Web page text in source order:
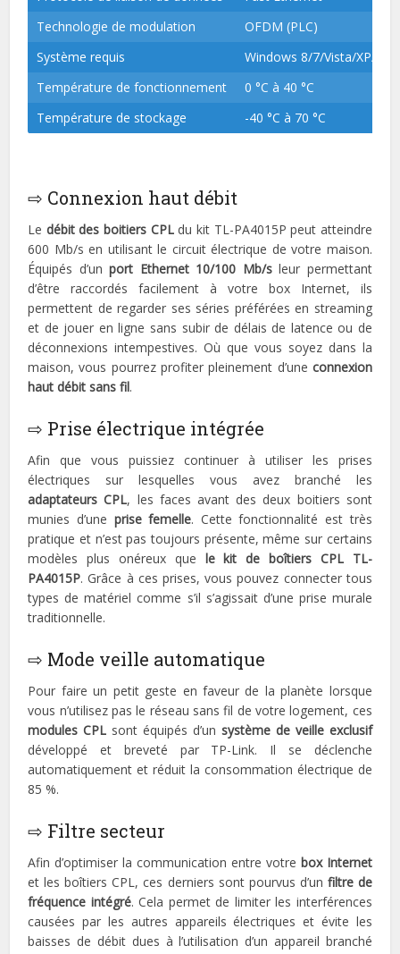
Technologie de modulation
OFDM (PLC)
Système requis
Windows 8/7/Vista/XP/
Température de fonctionnement
0 °C à 40 °C
Température de stockage
-40 °C à 70 °C
⇨ Connexion haut débit
Le débit des boitiers CPLdu kit TL-PA4015P peut atteindre
600 Mb/s en utilisant le circuit électrique de votre maison.
Équipés d’unport Ethernet 10/100 Mb/sleur permettant
d’être raccordés facilement à votre box Internet, ils
permettent de regarder ses séries préférées en streaming
et de jouer en ligne sans subir de délais de latence ou de
déconnexions intempestives. Où que vous soyez dans la
maison, vous pourrez profiter pleinement d’une connexion
haut débit sans fil.
⇨ Prise électrique intégrée
Afin que vous puissiez continuer à utiliser les prises
électriques sur lesquelles vous avez branché les
adaptateurs CPL, les faces avant des deux boitiers sont
munies d’une prise femelle. Cette fonctionnalité est très
pratique et n’est pas toujours présente, même sur certains
modèles plus onéreux que le kit de boîtiers CPL TL-
PA4015P. Grâce à ces prises, vous pouvez connecter tous
types de matériel comme s’il s’agissait d’une prise murale
traditionnelle.
⇨ Mode veille automatique
Pour faire un petit geste en faveur de la planète lorsque
vous n’utilisez pas le réseau sans fil de votre logement, ces
modules CPL sont équipés d’un système de veille exclusif
développé et breveté par TP-Link. Il se déclenche
automatiquement et réduit la consommation électrique de
85 %.
⇨ Filtre secteur
Afin d’optimiser la communication entre votre box Internet
et les boîtiers CPL, ces derniers sont pourvus d’un filtre de
fréquence intégré. Cela permet de limiter les interférences
causées par les autres appareils électriques et évite les
baisses de débit dues à l’utilisation d’un appareil branché